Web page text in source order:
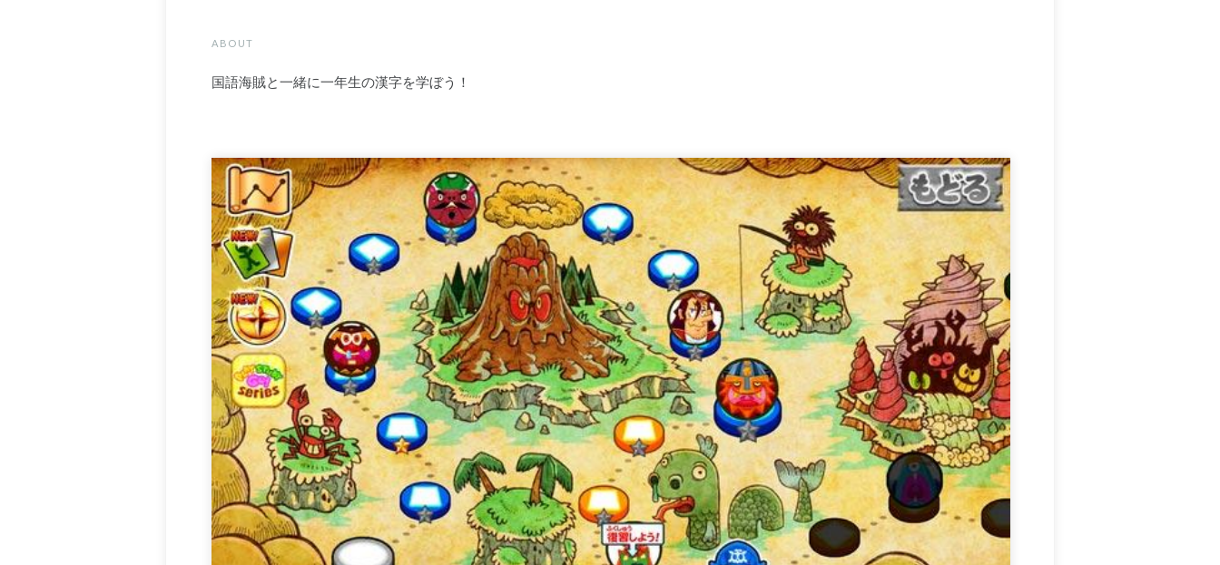
ABOUT
国語海賊と一緒に一年生の漢字を学ぼう！